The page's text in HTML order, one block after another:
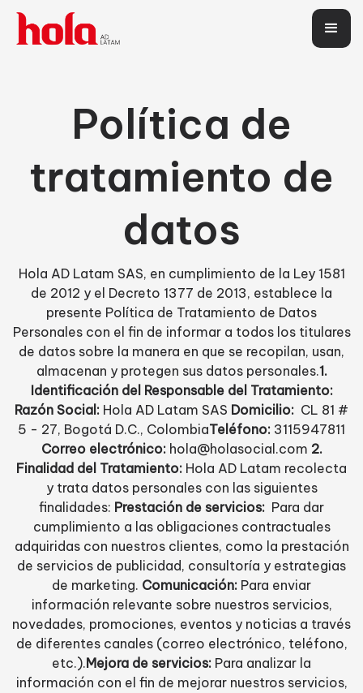
Política de
tratamiento de
datos
Hola AD Latam SAS, en cumplimiento de la Ley 1581
de 2012 y el Decreto 1377 de 2013, establece la
presente Política de Tratamiento de Datos
Personales con el fin de informar a todos los titulares
de datos sobre la manera en que se recopilan, usan,
almacenan y protegen sus datos personales.1.
Identificación del Responsable del Tratamiento:
Razón Social: Hola AD Latam SAS Domicilio: CL 81 #
5 - 27, Bogotá D.C., ColombiaTeléfono: 3115947811
Correo electrónico:hola@holasocial.com 2.
Finalidad del Tratamiento: Hola AD Latam recolecta
y trata datos personales con las siguientes
finalidades: Prestación de servicios: Para dar
cumplimiento a las obligaciones contractuales
adquiridas con nuestros clientes, como la prestación
de servicios de publicidad, consultoría y estrategias
de marketing. Comunicación: Para enviar
información relevante sobre nuestros servicios,
novedades, promociones, eventos y noticias a través
de diferentes canales (correo electrónico, teléfono,
etc.).Mejora de servicios: Para analizar la
información con el fin de mejorar nuestros servicios,